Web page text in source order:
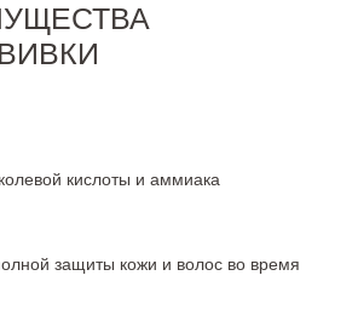
кислоты и аммиака
защиты кожи и волос во время